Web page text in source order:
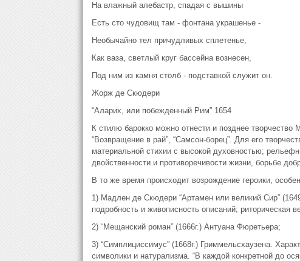
На влажный алебастр, спадая с вышины
Есть сто чудовищ там - фонтана украшенье -
Необычайно тел причудливых сплетенье,
Как ваза, светлый круг бассейна вознесен,
Под ним из камня столб - подставкой служит он.
Жорж де Скюдери
“Аларих, или побежденный Рим” 1654
К стилю барокко можно отнести и позднее
“Возвращение в рай”, “Самсон-борец”. Для его
материальной стихии с высокой духовностью;
двойственности и противоречивости жизни, борьбе
В то же время происходит возрождение героики,
1) Мадлен де Скюдери “Артамен или великий Сир”
подробность и живописность описаний; риторическая
2) “Мещанский роман” (1666г.) Антуана Фюретьера;
3) “Симплициссимус” (1668г.) Гриммельсхаузена.
символики и натурализма. “В каждой конкретной до